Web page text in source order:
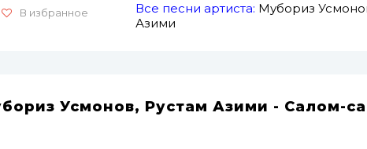
В избранное Все песни артиста: Мубориз
Азими
Усмонов, Рустам Азими - Салом-